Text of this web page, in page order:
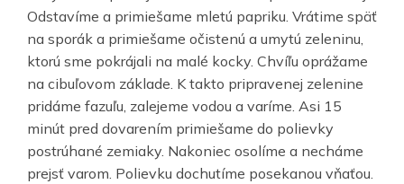
Odstavíme a primiešame mletú papriku. Vrátime späť
na sporák a primiešame očistenú a umytú zeleninu,
ktorú sme pokrájali na malé kocky. Chvíľu oprážame
na cibuľovom základe. K takto pripravenej zelenine
pridáme fazuľu, zalejeme vodou a varíme. Asi 15
minút pred dovarením primiešame do polievky
postrúhané zemiaky. Nakoniec osolíme a necháme
prejsť varom. Polievku dochutíme posekanou vňaťou.